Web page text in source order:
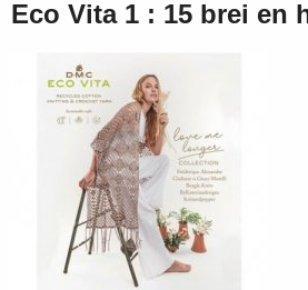
Eco Vita 1 : 15 brei en